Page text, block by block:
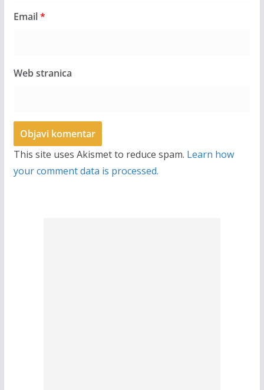
Email*
Web stranica
This site uses Akismet to reduce spam. Learn how
your comment data is processed.